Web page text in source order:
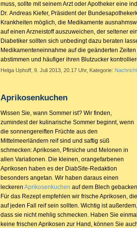
muss, sollte mit seinem Arzt oder Apotheker eine
Dr. Andreas Kiefer, Präsident der
Krankheiten möglich, die Medikamente
auf einen Arzneistoff auszuweichen, der seltener
Diabetiker sollten sich unbedingt dazu beraten
Medikamenteneinnahme auf die geänderten
abstimmen und häufiger ihren Blutzucker
Helga Uphoff, 9. Juli 2013, 20.17 Uhr, Kategorie:
Aprikosenkuchen
Wissen Sie, wann Sommer ist? Wir finden,
zumindest der kulinarische Sommer beginnt, wenn
die sonnengereiften Früchte aus den
Mittelmeerländern reif sind und saftig süß
schmecken: Aprikosen, Pfirsiche und Melonen in
allen Variationen. Die kleinen, orangefarbenen
Aprikosen haben es der DiabSite-Redaktion
besonders angetan. Wir haben daraus einen
leckeren Aprikosenkuchen auf dem Blech
Für das Rezept empfehlen wir frische Aprikosen, die
auf jeden Fall reif sein sollten. Wichtig ist außerdem,
dass sie nicht mehlig schmecken. Haben Sie einmal
keine frischen Aprikosen zur Hand, können Sie